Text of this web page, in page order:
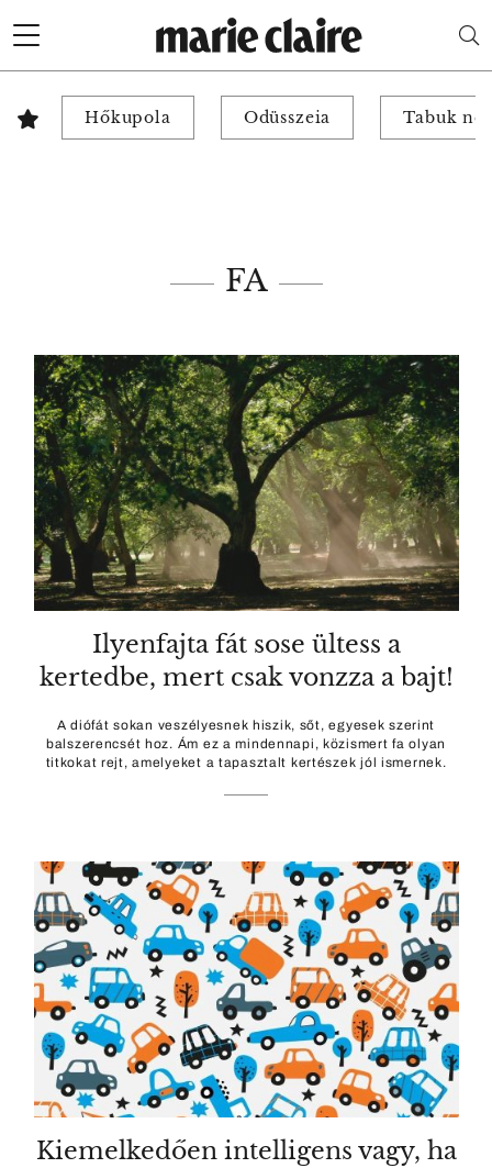
Hőkupola Odüsszeia Tabuk
FA
Ilyenfajta fát sose ültess a
kertedbe, mert csak vonzza a bajt!
A diófát sokan veszélyesnek hiszik, sőt, egyesek szerint
balszerencsét hoz. Ám ez a mindennapi, közismert fa olyan
titkokat rejt, amelyeket a tapasztalt kertészek jól ismernek.
Kiemelkedően intelligens vagy, ha